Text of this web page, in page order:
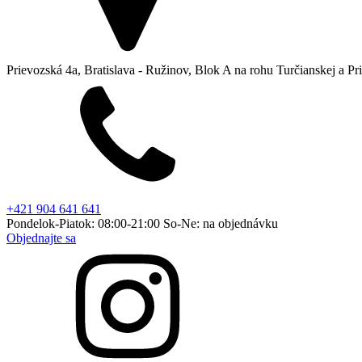
Prievozská 4a, Bratislava - Ružinov, Blok A na rohu Turčianskej a
+421 904 641 641
Pondelok-Piatok: 08:00-21:00 So-Ne: na objednávku
Objednajte sa